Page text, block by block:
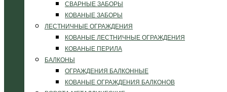
СВАРНЫЕ ЗАБОРЫ
КОВАНЫЕ ЗАБОРЫ
ЛЕСТНИЧНЫЕ ОГРАЖДЕНИЯ
КОВАНЫЕ ЛЕСТНИЧНЫЕ ОГРАЖДЕНИЯ
КОВАНЫЕ ПЕРИЛА
БАЛКОНЫ
ОГРАЖДЕНИЯ БАЛКОННЫЕ
КОВАНЫЕ ОГРАЖДЕНИЯ БАЛКОНОВ